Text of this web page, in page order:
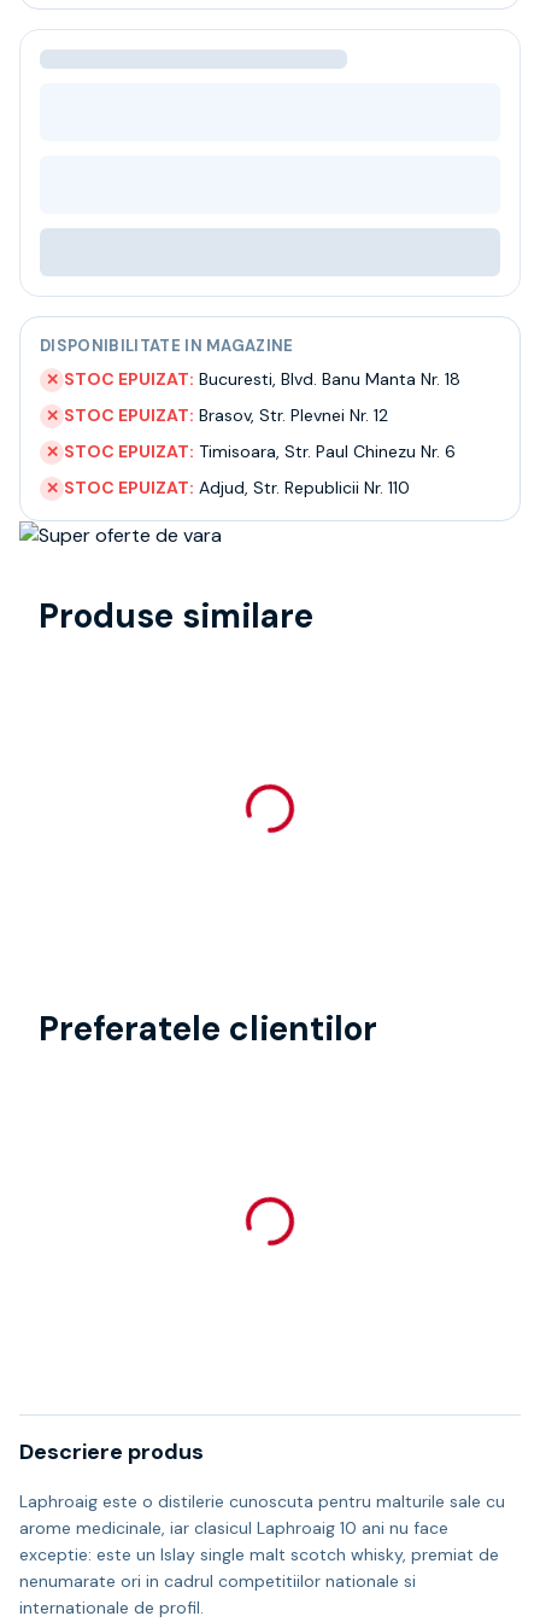
Ceai
Bacanie
Despre noi
Livrare
Termeni si conditii
Politica de confidentialitate
Intrebari frecvente
DISPONIBILITATE IN MAGAZINE
✕ STOC EPUIZAT: Bucuresti, Blvd. Banu Manta Nr. 18
✕ STOC EPUIZAT: Brasov, Str. Plevnei Nr. 12
✕ STOC EPUIZAT: Timisoara, Str. Paul Chinezu Nr. 6
✕ STOC EPUIZAT: Adjud, Str. Republicii Nr. 110
Produse similare
Preferatele clientilor
Descriere produs
Laphroaig este o distilerie cunoscuta pentru malturile sale cu
arome medicinale, iar clasicul Laphroaig 10 ani nu face
exceptie: este un Islay single malt scotch whisky, premiat de
nenumarate ori in cadrul competitiilor nationale si
internationale de profil.